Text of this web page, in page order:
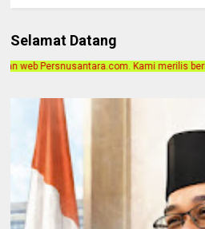
Selamat Datang
berita dengan motto Akurat,